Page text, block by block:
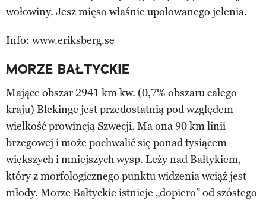
wołowiny. Jesz mięso właśnie upolowanego jelenia.
Info: www.eriksberg.se
MORZE BAŁTYCKIE
Mające obszar 2941 km kw. (0,7% obszaru całego
kraju) Blekinge jest przedostatnią pod względem
wielkość prowincją Szwecji. Ma ona 90 km linii
brzegowej i może pochwalić się ponad tysiącem
większych i mniejszych wysp. Leży nad Bałtykiem,
który z morfologicznego punktu widzenia wciąż jest
młody. Morze Bałtyckie istnieje „dopiero” od szóstego